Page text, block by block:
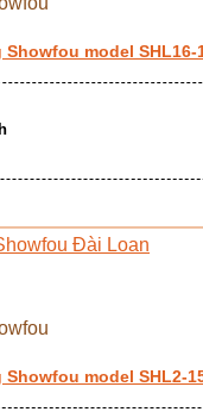
model SHL16-
model SHL2-